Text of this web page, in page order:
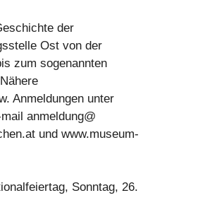
der
Ost von der
zum sogenannten
Anmeldungen unter
anmeldung@
und www.museum-
Sonntag, 26.